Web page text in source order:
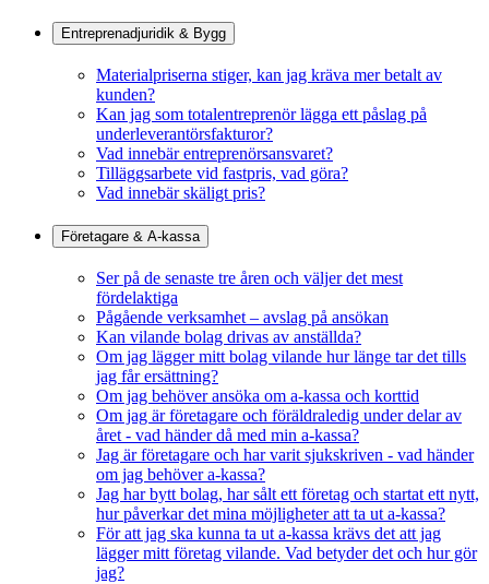
Entreprenadjuridik & Bygg
Materialpriserna stiger, kan jag kräva mer betalt av
kunden?
Kan jag som totalentreprenör lägga ett påslag på
underleverantörsfakturor?
Vad innebär entreprenörsansvaret?
Tilläggsarbete vid fastpris, vad göra?
Vad innebär skäligt pris?
Företagare & A-kassa
Ser på de senaste tre åren och väljer det mest
fördelaktiga
Pågående verksamhet – avslag på ansökan
Kan vilande bolag drivas av anställda?
Om jag lägger mitt bolag vilande hur länge tar det tills
jag får ersättning?
Om jag behöver ansöka om a-kassa och korttid
Om jag är företagare och föräldraledig under delar av
året - vad händer då med min a-kassa?
Jag är företagare och har varit sjukskriven - vad händer
om jag behöver a-kassa?
Jag har bytt bolag, har sålt ett företag och startat ett nytt,
hur påverkar det mina möjligheter att ta ut a-kassa?
För att jag ska kunna ta ut a-kassa krävs det att jag
lägger mitt företag vilande. Vad betyder det och hur gör
jag?